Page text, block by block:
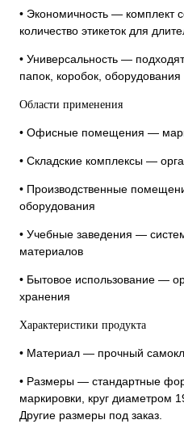
• Экономичность — комплект
количество этикеток для
• Универсальность —
папок, коробок, оборудования
Области применения
• Офисные помещения —
• Складские комплексы —
• Производственные
оборудования
• Учебные заведения —
материалов
• Бытовое использование —
хранения
Характеристики продукта
• Материал — прочный
• Размеры — стандартные
маркировки, круг диаметром
Другие размеры под заказ.